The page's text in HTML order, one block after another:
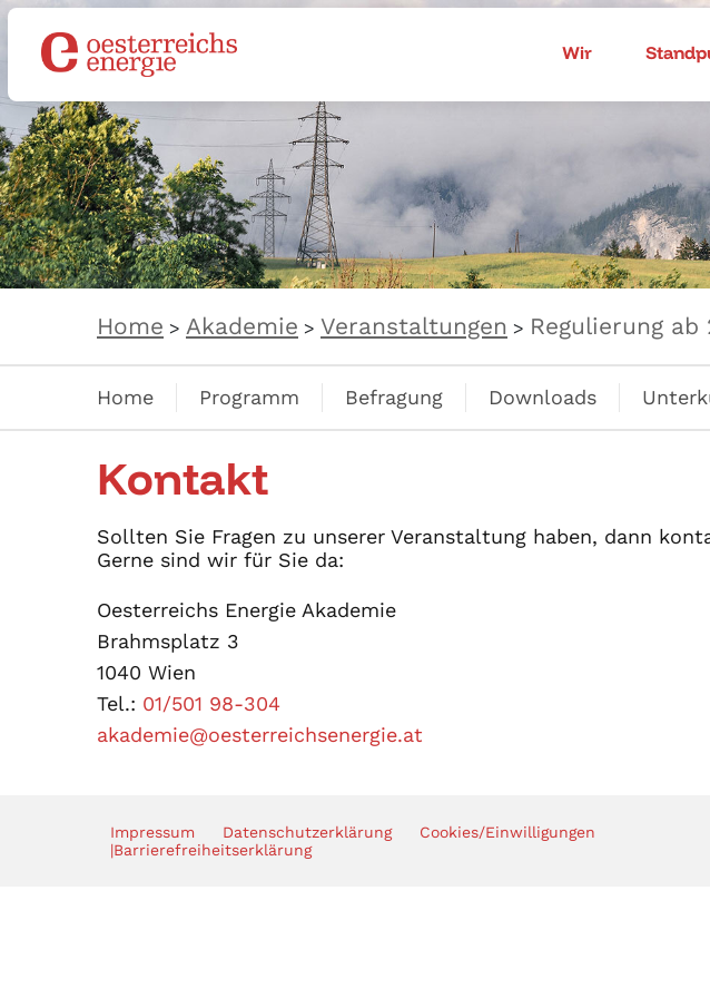
Wir
Home > Akademie > Veranstaltungen > Regulierung ab
Home Programm Befragung Downloads
Kontakt
Sollten Sie Fragen zu unserer Veranstaltung haben, dann
Gerne sind wir für Sie da:
Oesterreichs Energie Akademie
Brahmsplatz 3
1040 Wien
Tel.: 01/501 98-304
akademie@oesterreichsenergie.at
Impressum Datenschutzerklärung
Cookies/Einwilligungen
|Barrierefreiheitserklärung